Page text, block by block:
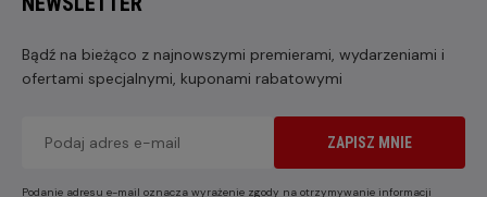
Bądź na bieżąco z najnowszymi premierami, wydarzeniami i
ofertami specjalnymi, kuponami rabatowymi
ZAPISZ MNIE
Podanie adresu e-mail oznacza wyrażenie zgody na otrzymywanie informacji